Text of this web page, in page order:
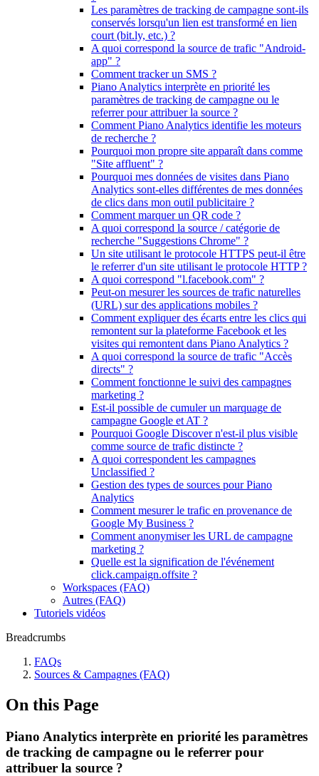
Les paramètres de tracking de campagne sont-ils
conservés lorsqu'un lien est transformé en lien
court (bit.ly, etc.) ?
A quoi correspond la source de trafic "Android-
app" ?
Comment tracker un SMS ?
Piano Analytics interprète en priorité les
paramètres de tracking de campagne ou le
referrer pour attribuer la source ?
Comment Piano Analytics identifie les moteurs
de recherche ?
Pourquoi mon propre site apparaît dans comme
"Site affluent" ?
Pourquoi mes données de visites dans Piano
Analytics sont-elles différentes de mes données
de clics dans mon outil publicitaire ?
Comment marquer un QR code ?
A quoi correspond la source / catégorie de
recherche "Suggestions Chrome" ?
Un site utilisant le protocole HTTPS peut-il être
le referrer d'un site utilisant le protocole HTTP ?
A quoi correspond "l.facebook.com" ?
Peut-on mesurer les sources de trafic naturelles
(URL) sur des applications mobiles ?
Comment expliquer des écarts entre les clics qui
remontent sur la plateforme Facebook et les
visites qui remontent dans Piano Analytics ?
A quoi correspond la source de trafic "Accès
directs" ?
Comment fonctionne le suivi des campagnes
marketing ?
Est-il possible de cumuler un marquage de
campagne Google et AT ?
Pourquoi Google Discover n'est-il plus visible
comme source de trafic distincte ?
A quoi correspondent les campagnes
Unclassified ?
Gestion des types de sources pour Piano
Analytics
Comment mesurer le trafic en provenance de
Google My Business ?
Comment anonymiser les URL de campagne
marketing ?
Quelle est la signification de l'événement
click.campaign.offsite ?
Workspaces (FAQ)
Autres (FAQ)
Tutoriels vidéos
Breadcrumbs
FAQs
Sources & Campagnes (FAQ)
On this Page
Piano Analytics interprète en priorité les paramètres
de tracking de campagne ou le referrer pour
attribuer la source ?